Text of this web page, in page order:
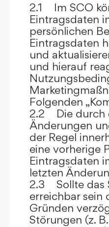
2.1 Im SCO
Eintragsdaten
persönlichen
Eintragsdaten
und
und hierauf
Folgenden
2.2 Die durch
Änderungen
der Regel
eine vorherige
Eintragsdaten
letzten
2.3 Sollte das
erreichbar sein
Gründen
Störungen (z.